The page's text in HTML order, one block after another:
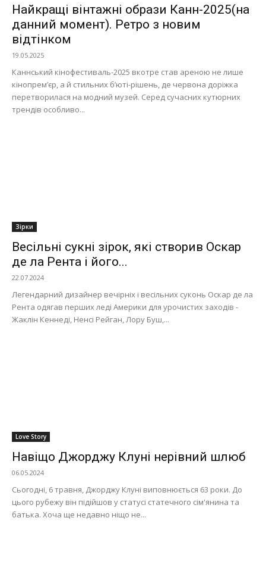
Найкращі вінтажні образи Канн-2025(на
данний момент). Ретро з новим
відтінком
19.05.2025
Каннський кінофестиваль-2025 вкотре став ареною не лише
кінопрем’єр, а й стильних б’юті-рішень, де червона доріжка
перетворилася на модний музей. Серед сучасних кутюрних
трендів особливо...
Зірки
Весільні сукні зірок, які створив Оскар
де ла Рента і його...
22.07.2024
Легендарний дизайнер вечірніх і весільних суконь Оскар де ла
Рента одягав перших леді Америки для урочистих заходів -
Жаклін Кеннеді, Ненсі Рейган, Лору Буш,...
Love Story
Навіщо Джорджу Клуні нерівний шлюб
06.05.2024
Сьогодні, 6 травня, Джорджу Клуні виповнюється 63 роки. До
цього рубежу він підійшов у статусі статечного сім'янина та
батька. Хоча ще недавно ніщо не...